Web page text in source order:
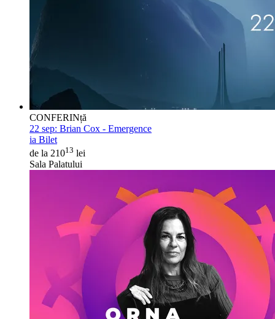
CONFERINță
22 sep: Brian Cox - Emergence
ia Bilet
de la 21013 lei
Sala Palatului